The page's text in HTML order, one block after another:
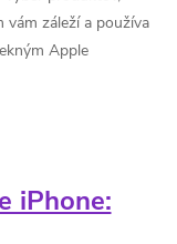
vám záleží a používa
Apple
iPhone: